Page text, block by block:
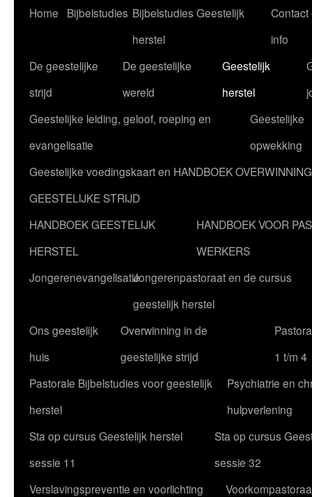
Home Bijbelstudies Bijbelstudies Geestelijk
herstel
Contact
info
De geestelijke
strijd
De geestelijke
wereld
Geestelijk
herstel
Geestelijke leiding, geloof, roeping en
evangelisatie
Geestelijke
opwekking
Geestelijke voedingskaart en HANDBOEK
GEESTELIJKE STRIJD
HANDBOEK GEESTELIJK
HERSTEL
HANDBOEK VOOR
WERKERS
JongerenevangelisatieJongerenpastoraat en de cursus
geestelijk herstel
Ons geestelijk
huis
Overwinning in de
geestelijke strijd
1 t/m 4
Pastorale Bijbelstudies voor geestelijk
herstel
Psychiatrie en
hulpverlening
Sta op cursus Geestelijk herstel
sessie 11
Sta op cursus
sessie 32
Verslavingspreventie en voorlichting